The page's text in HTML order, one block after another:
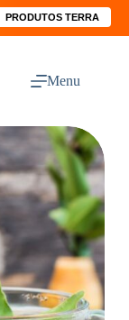
PRODUTOS TERRA
Menu